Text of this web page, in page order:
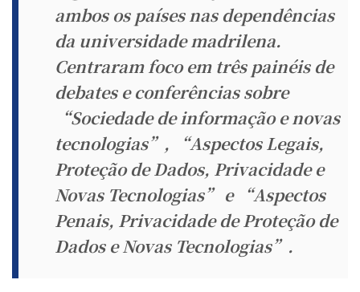
ambos os países nas dependências
da universidade madrilena.
Centraram foco em três painéis de
debates e conferências sobre
“Sociedade de informação e novas
tecnologias”, “Aspectos Legais,
Proteção de Dados, Privacidade e
Novas Tecnologias” e “Aspectos
Penais, Privacidade de Proteção de
Dados e Novas Tecnologias”.